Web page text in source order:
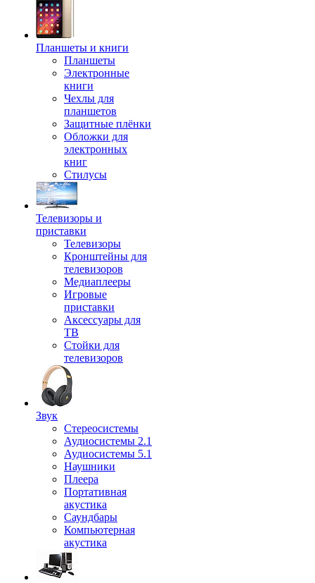
Планшеты и книги
Планшеты
Электронные
книги
Чехлы для
планшетов
Защитные плёнки
Обложки для
электронных
книг
Стилусы
Телевизоры и
приставки
Телевизоры
Кронштейны для
телевизоров
Медиаплееры
Игровые
приставки
Аксессуары для
ТВ
Стойки для
телевизоров
Звук
Стереосистемы
Аудиосистемы 2.1
Аудиосистемы 5.1
Наушники
Плеера
Портативная
акустика
Саундбары
Компьютерная
акустика